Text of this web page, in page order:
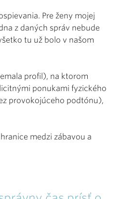
Pre ženy mojej
z daných správ nebude
tu už bolo v našom
profil), na ktorom
ponukami fyzického
provokojúceho podtónu),
medzi zábavou a